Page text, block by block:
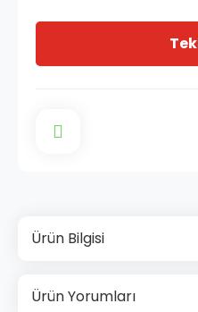
Ürün Bilgisi
Ürün Yorumları